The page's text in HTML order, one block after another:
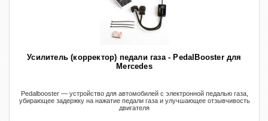
Усилитель (корректор) педали газа - PedalBooster для
Mercedes
Pedalbooster — устройство для автомобилей с электронной педалью газа,
убирающее задержку на нажатие педали газа и улучшающее отзывчивость
двигателя